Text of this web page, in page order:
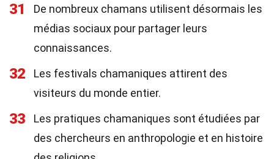
31
De nombreux chamans utilisent désormais les
médias sociaux pour partager leurs
connaissances.
32
Les festivals chamaniques attirent des
visiteurs du monde entier.
33
Les pratiques chamaniques sont étudiées par
des chercheurs en anthropologie et en histoire